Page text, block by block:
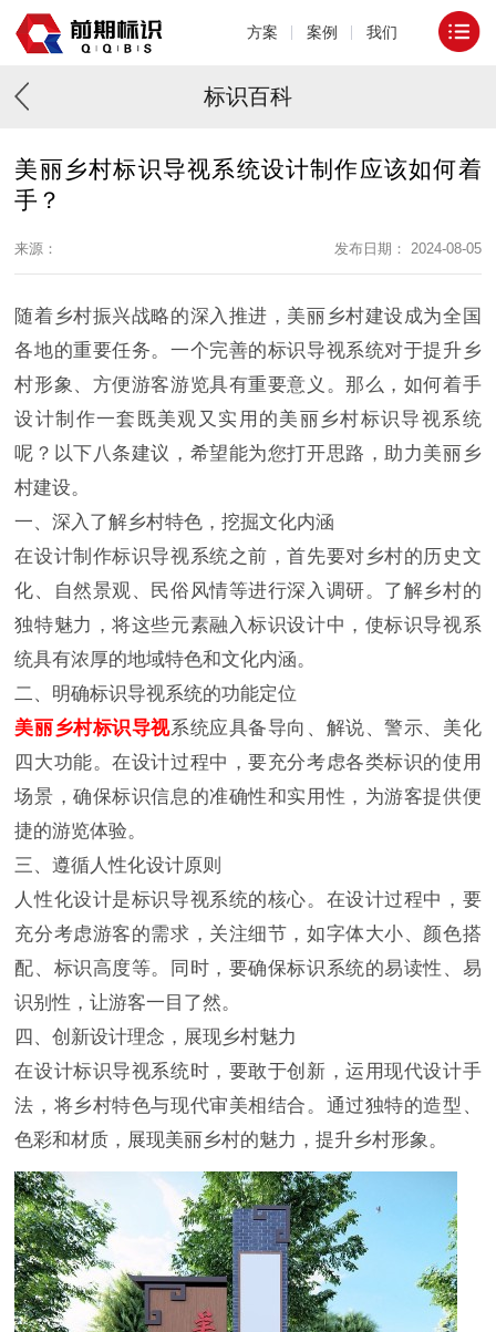
方案 案例 我们
标识百科
美丽乡村标识导视系统设计制作应该如何着
手？
来源： 发布日期： 2024-08-05
随着乡村振兴战略的深入推进，美丽乡村建设成为全国
各地的重要任务。一个完善的标识导视系统对于提升乡
村形象、方便游客游览具有重要意义。那么，如何着手
设计制作一套既美观又实用的美丽乡村标识导视系统
呢？以下八条建议，希望能为您打开思路，助力美丽乡
村建设。
一、深入了解乡村特色，挖掘文化内涵
在设计制作标识导视系统之前，首先要对乡村的历史文
化、自然景观、民俗风情等进行深入调研。了解乡村的
独特魅力，将这些元素融入标识设计中，使标识导视系
统具有浓厚的地域特色和文化内涵。
二、明确标识导视系统的功能定位
美丽乡村标识导视系统应具备导向、解说、警示、美化
四大功能。在设计过程中，要充分考虑各类标识的使用
场景，确保标识信息的准确性和实用性，为游客提供便
捷的游览体验。
三、遵循人性化设计原则
人性化设计是标识导视系统的核心。在设计过程中，要
充分考虑游客的需求，关注细节，如字体大小、颜色搭
配、标识高度等。同时，要确保标识系统的易读性、易
识别性，让游客一目了然。
四、创新设计理念，展现乡村魅力
在设计标识导视系统时，要敢于创新，运用现代设计手
法，将乡村特色与现代审美相结合。通过独特的造型、
色彩和材质，展现美丽乡村的魅力，提升乡村形象。